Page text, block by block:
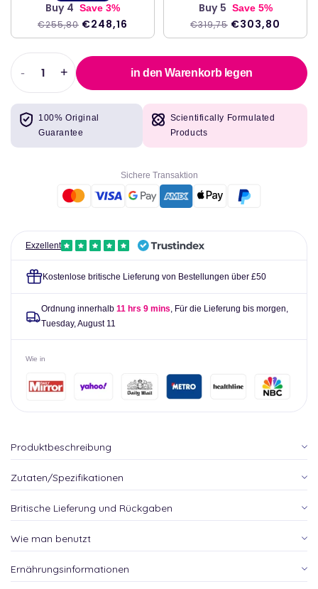
Buy 4 Save 3%
€255,80 €248,16
Buy 5 Save 5%
€319,75 €303,80
Abnahme
der
Menge
für
Omega
-
Erhöhen
Menge
für
weiche
Naturals
+ in den Warenkorb legen
100% Original
Guarantee
Scientifically Formulated
Products
Sichere Transaktion
Exzellent
Kostenlose britische Lieferung von Bestellungen über £50
Ordnung innerhalb 11 hrs 9 mins, Für die Lieferung bis morgen,
Tuesday, August 11
Wie in
Produktbeschreibung
Zutaten/Spezifikationen
Britische Lieferung und Rückgaben
Wie man benutzt
Ernährungsinformationen